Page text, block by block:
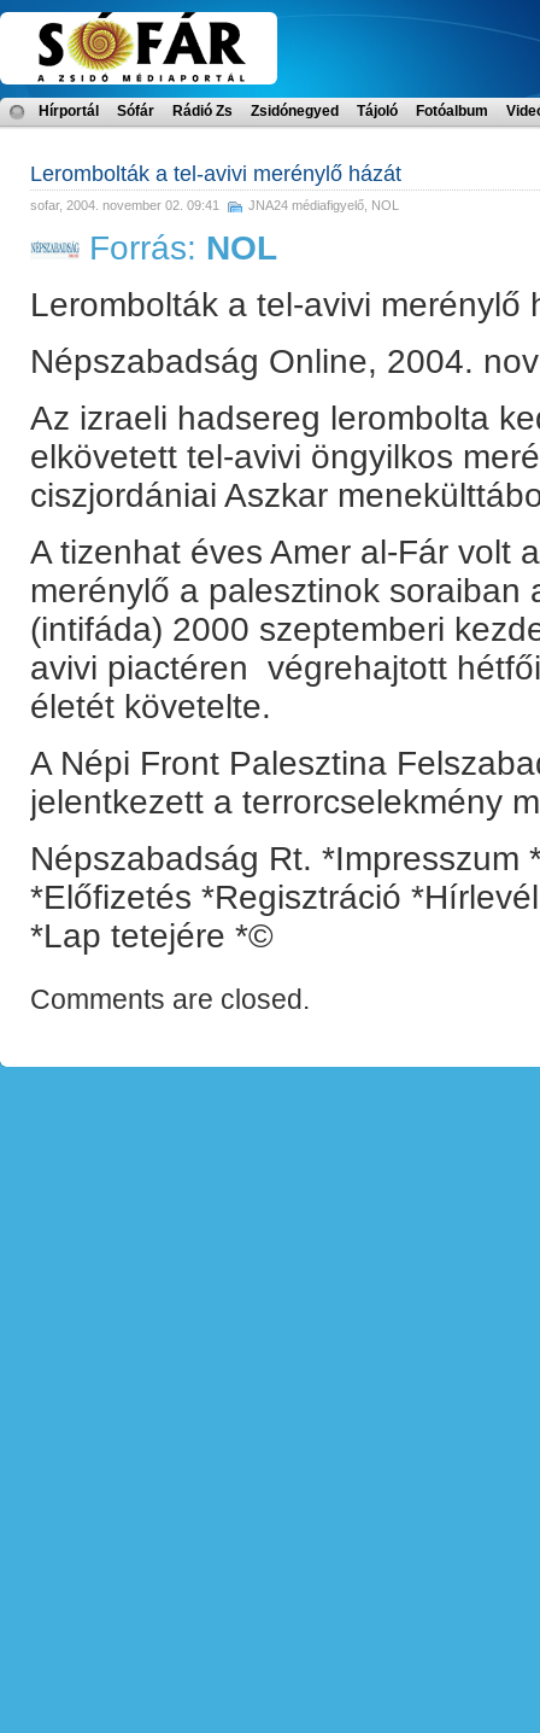
Hírportál Sófár Rádió Zs Zsidónegyed Tájoló Fotóalbum
Lerombolták a tel-avivi merénylő házát
sofar, 2004. november 02. 09:41 JNA24 médiafigyelő NOL
Forrás: NOL
Lerombolták a tel-avivi merénylő
Népszabadság Online, 2004.
Az izraeli hadsereg lerombolta
elkövetett tel-avivi öngyilkos
ciszjordániai Aszkar
A tizenhat éves Amer al-Fár volt
merénylő a palesztinok soraiban
(intifáda) 2000 szeptemberi
avivi piactéren végrehajtott
életét követelte.
A Népi Front Palesztina
jelentkezett a terrorcselekmény
Népszabadság Rt. *Impresszum
*Előfizetés *Regisztráció
*Lap tetejére *©
Comments are closed.